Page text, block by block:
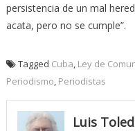
persistencia de un mal
acata, pero no se cumple”.
Tagged Cuba Ley de
Periodismo Periodistas
Luis